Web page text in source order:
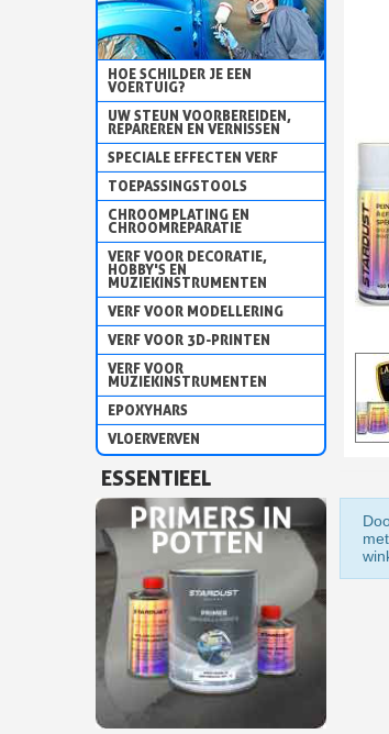
HOE SCHILDER JE EEN
VOERTUIG?
UW STEUN VOORBEREIDEN,
REPAREREN EN VERNISSEN
SPECIALE EFFECTEN VERF
TOEPASSINGSTOOLS
CHROOMPLATING EN
CHROOMREPARATIE
VERF VOOR DECORATIE,
HOBBY'S EN
MUZIEKINSTRUMENTEN
VERF VOOR MODELLERING
VERF VOOR 3D-PRINTEN
VERF VOOR
MUZIEKINSTRUMENTEN
EPOXYHARS
VLOERVERVEN
ESSENTIEEL